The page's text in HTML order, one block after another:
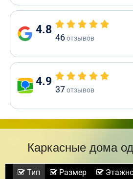
4.8
46отзывов
4.9
37отзывов
Каркасные дома
Тип Размер